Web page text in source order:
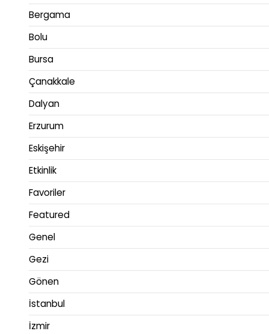
Bergama
Bolu
Bursa
Çanakkale
Dalyan
Erzurum
Eskişehir
Etkinlik
Favoriler
Featured
Genel
Gezi
Gönen
İstanbul
İzmir